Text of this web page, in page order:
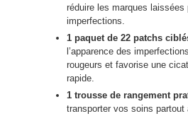
réduire les marques laissées
imperfections.
1 paquet de 22 patchs
l’apparence des
rougeurs et favorise une
rapide.
1 trousse de rangement
transporter vos soins partout